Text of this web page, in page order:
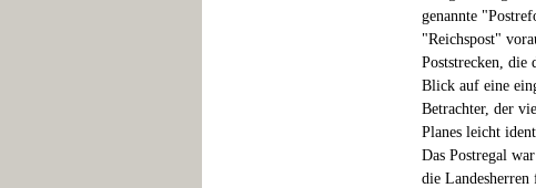
genannte
"Reichspost"
Poststrecken, die
Blick auf eine
Betrachter, der
Planes leicht
Das Postregal
die Landesherren